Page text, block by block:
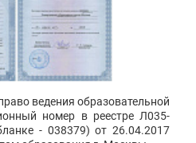
ведения образовательной
номер в реестре Л035-
- 038379) от 26.04.2017